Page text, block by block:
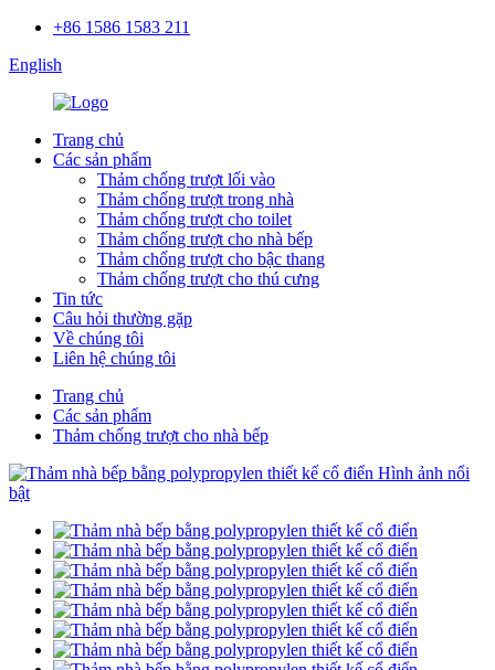
+86 1586 1583 211
English
Trang chủ
Các sản phẩm
Thảm chống trượt lối vào
Thảm chống trượt trong nhà
Thảm chống trượt cho toilet
Thảm chống trượt cho nhà bếp
Thảm chống trượt cho bậc thang
Thảm chống trượt cho thú cưng
Tin tức
Câu hỏi thường gặp
Về chúng tôi
Liên hệ chúng tôi
Trang chủ
Các sản phẩm
Thảm chống trượt cho nhà bếp